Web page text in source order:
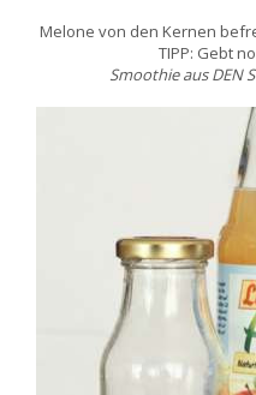
Melone von den Kernen
TIPP: Gebt
Smoothie aus DEN